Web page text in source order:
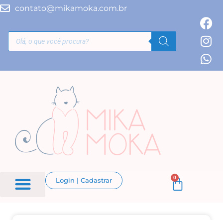
contato@mikamoka.com.br
Login | Cadastrar 0